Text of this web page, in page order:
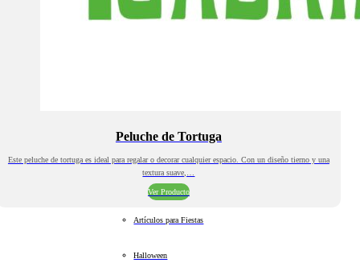
Peluche de Tortuga
Este peluche de tortuga es ideal para regalar o decorar cualquier espacio. Con un diseño tierno y una
textura suave,…
Ver Producto
Artículos para Fiestas
Halloween